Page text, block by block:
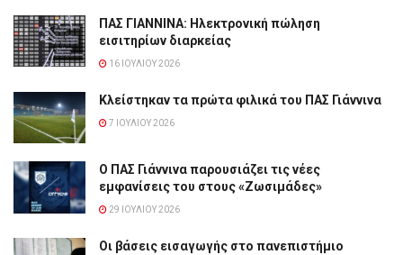
ΠΑΣ ΓΙΑΝΝΙΝΑ: Hλεκτρονική πώληση
εισιτηρίων διαρκείας
16 ΙΟΥΛΊΟΥ 2026
Κλείστηκαν τα πρώτα φιλικά του ΠΑΣ Γιάννινα
7 ΙΟΥΛΊΟΥ 2026
Ο ΠΑΣ Γιάννινα παρουσιάζει τις νέες
εμφανίσεις του στους «Ζωσιμάδες»
29 ΙΟΥΛΊΟΥ 2026
Οι βάσεις εισαγωγής στο πανεπιστήμιο